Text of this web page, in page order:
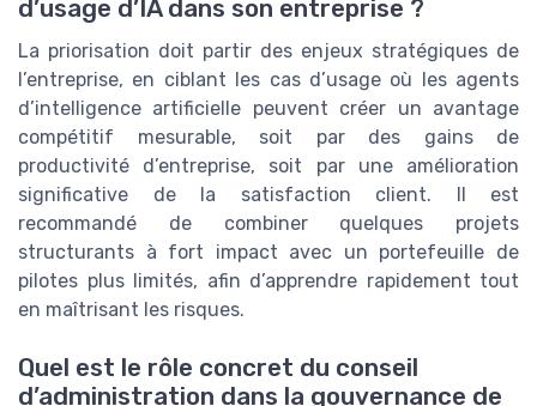
d’usage d’IA dans son entreprise ?
La priorisation doit partir des enjeux stratégiques de
l’entreprise, en ciblant les cas d’usage où les agents
d’intelligence artificielle peuvent créer un avantage
compétitif mesurable, soit par des gains de
productivité d’entreprise, soit par une amélioration
significative de la satisfaction client. Il est
recommandé de combiner quelques projets
structurants à fort impact avec un portefeuille de
pilotes plus limités, afin d’apprendre rapidement tout
en maîtrisant les risques.
Quel est le rôle concret du conseil
d’administration dans la gouvernance de